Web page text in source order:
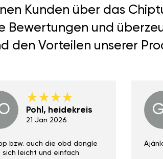
Kunden über das
Bewertungen und
den Vorteilen unserer
Pohl, heidekreis
21 Jan 2026
bzw. auch die obd dongle
sich leicht und einfach